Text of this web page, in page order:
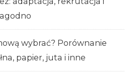
wybrać? Porównanie
papier, juta i inne